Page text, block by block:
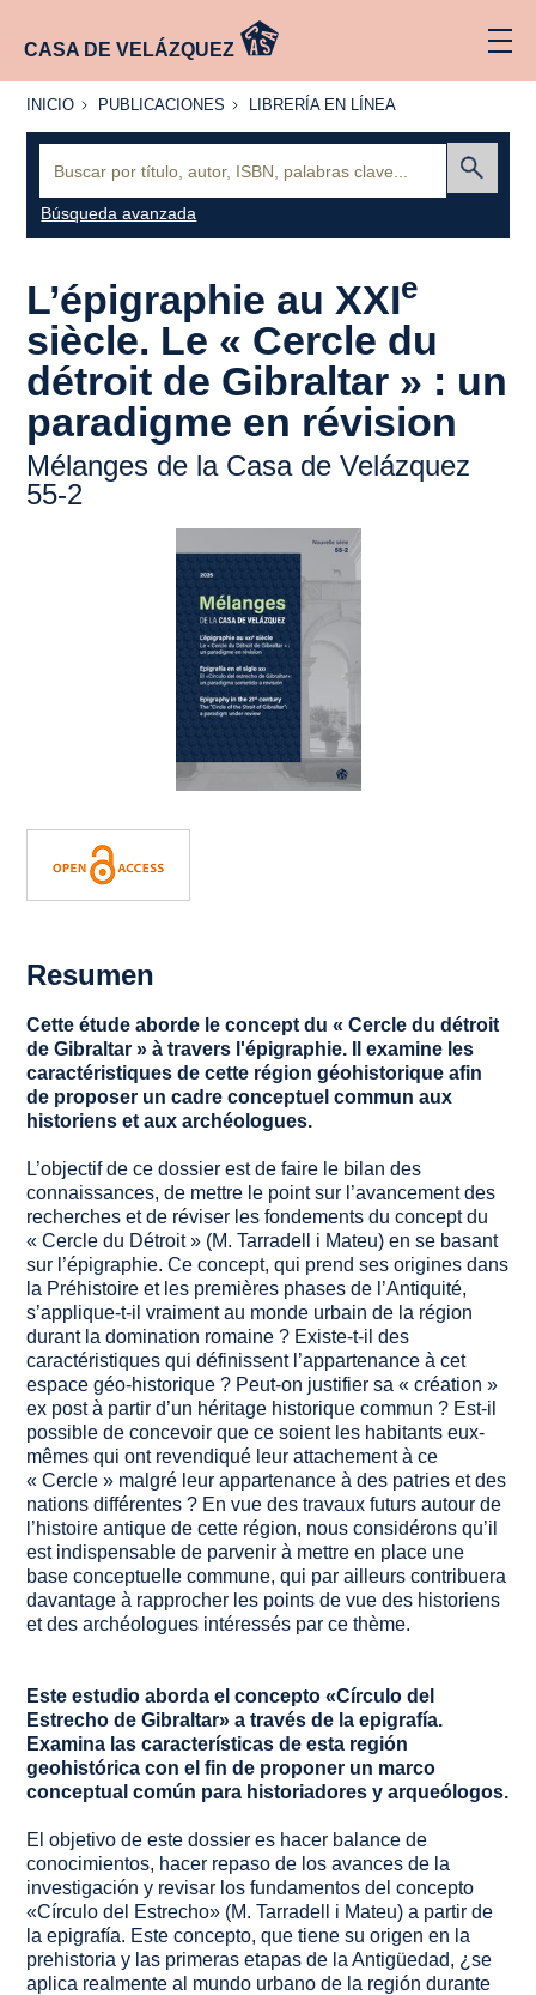
CASA DE VELÁZQUEZ
INICIO
INICIO PUBLICACIONES
PUBLICACIONES
LIBRERÍA
LÍNEA
LIBRERÍA EN LÍNEA
Búsqueda avanzada
L’épigraphie au XXIe
siècle. Le « Cercle du
détroit de Gibraltar » : un
paradigme en révision
Mélanges de la Casa de Velázquez
55-2
Resumen
Cette étude aborde le concept du « Cercle du détroit
de Gibraltar » à travers l'épigraphie. Il examine les
caractéristiques de cette région géohistorique afin
de proposer un cadre conceptuel commun aux
historiens et aux archéologues.
L’objectif de ce dossier est de faire le bilan des
connaissances, de mettre le point sur l’avancement des
recherches et de réviser les fondements du concept du
« Cercle du Détroit » (M. Tarradell i Mateu) en se basant
sur l’épigraphie. Ce concept, qui prend ses origines dans
la Préhistoire et les premières phases de l’Antiquité,
s’applique-t-il vraiment au monde urbain de la région
durant la domination romaine ? Existe-t-il des
caractéristiques qui définissent l’appartenance à cet
espace géo-historique ? Peut-on justifier sa « création »
ex post à partir d’un héritage historique commun ? Est-il
possible de concevoir que ce soient les habitants eux-
mêmes qui ont revendiqué leur attachement à ce
« Cercle » malgré leur appartenance à des patries et des
nations différentes ? En vue des travaux futurs autour de
l’histoire antique de cette région, nous considérons qu’il
est indispensable de parvenir à mettre en place une
base conceptuelle commune, qui par ailleurs contribuera
davantage à rapprocher les points de vue des historiens
et des archéologues intéressés par ce thème.
Este estudio aborda el concepto «Círculo del
Estrecho de Gibraltar» a través de la epigrafía.
Examina las características de esta región
geohistórica con el fin de proponer un marco
conceptual común para historiadores y arqueólogos.
El objetivo de este dossier es hacer balance de
conocimientos, hacer repaso de los avances de la
investigación y revisar los fundamentos del concepto
«Círculo del Estrecho» (M. Tarradell i Mateu) a partir de
la epigrafía. Este concepto, que tiene su origen en la
prehistoria y las primeras etapas de la Antigüedad, ¿se
aplica realmente al mundo urbano de la región durante